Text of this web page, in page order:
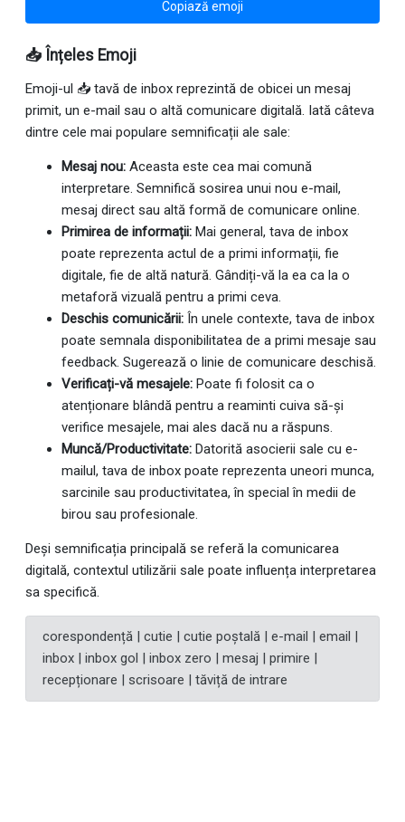
Copiază emoji
📥 Înțeles Emoji
Emoji-ul 📥 tavă de inbox reprezintă de obicei un mesaj
primit, un e-mail sau o altă comunicare digitală. Iată câteva
dintre cele mai populare semnificații ale sale:
Mesaj nou: Aceasta este cea mai comună
interpretare. Semnifică sosirea unui nou e-mail,
mesaj direct sau altă formă de comunicare online.
Primirea de informații: Mai general, tava de inbox
poate reprezenta actul de a primi informații, fie
digitale, fie de altă natură. Gândiți-vă la ea ca la o
metaforă vizuală pentru a primi ceva.
Deschis comunicării: În unele contexte, tava de inbox
poate semnala disponibilitatea de a primi mesaje sau
feedback. Sugerează o linie de comunicare deschisă.
Verificați-vă mesajele: Poate fi folosit ca o
atenționare blândă pentru a reaminti cuiva să-și
verifice mesajele, mai ales dacă nu a răspuns.
Muncă/Productivitate: Datorită asocierii sale cu e-
mailul, tava de inbox poate reprezenta uneori munca,
sarcinile sau productivitatea, în special în medii de
birou sau profesionale.
Deși semnificația principală se referă la comunicarea
digitală, contextul utilizării sale poate influența interpretarea
sa specifică.
corespondență | cutie | cutie poștală | e-mail | email |
inbox | inbox gol | inbox zero | mesaj | primire |
recepționare | scrisoare | tăviță de intrare